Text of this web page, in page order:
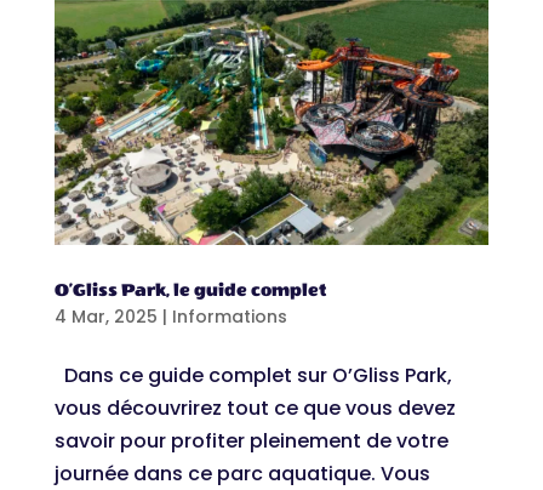
O’Gliss Park, le guide complet
4 Mar, 2025 | Informations
Dans ce guide complet sur O’Gliss Park,
vous découvrirez tout ce que vous devez
savoir pour profiter pleinement de votre
journée dans ce parc aquatique. Vous